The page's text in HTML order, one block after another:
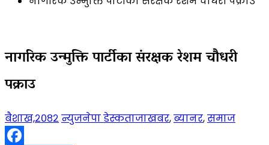
नागरिक उन्मुक्ति पार्टीका संरक्षक रेशम चौधरी
पक्राउ
बैशाख,२०८२ न्युजनेपा डेस्कताजाखबर,ब्यानर,समाज